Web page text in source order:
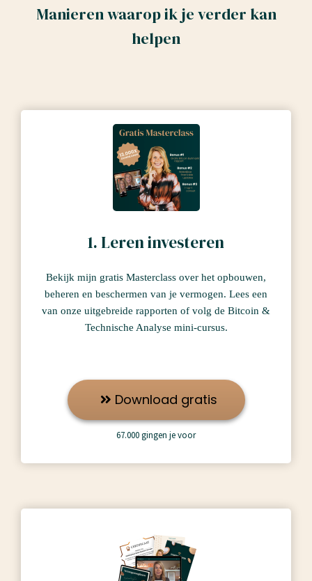
Manieren waarop ik je verder kan
helpen
1. Leren investeren
Bekijk mijn gratis Masterclass over het opbouwen,
beheren en beschermen van je vermogen. Lees een
van onze uitgebreide rapporten of volg de Bitcoin &
Technische Analyse mini-cursus.
Download gratis
67.000 gingen je voor